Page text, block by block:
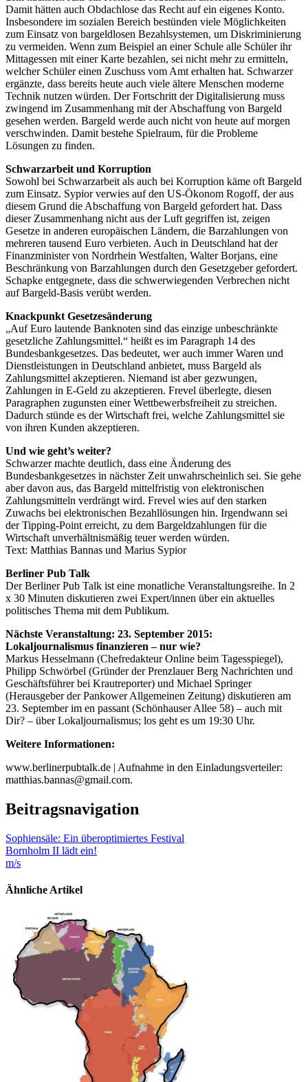
Damit hätten auch Obdachlose das Recht auf ein eigenes Konto.
Insbesondere im sozialen Bereich bestünden viele Möglichkeiten
zum Einsatz von bargeldlosen Bezahlsystemen, um Diskriminierung
zu vermeiden. Wenn zum Beispiel an einer Schule alle Schüler ihr
Mittagessen mit einer Karte bezahlen, sei nicht mehr zu ermitteln,
welcher Schüler einen Zuschuss vom Amt erhalten hat. Schwarzer
ergänzte, dass bereits heute auch viele ältere Menschen moderne
Technik nutzen würden. Der Fortschritt der Digitalisierung muss
zwingend im Zusammenhang mit der Abschaffung von Bargeld
gesehen werden. Bargeld werde auch nicht von heute auf morgen
verschwinden. Damit bestehe Spielraum, für die Probleme
Lösungen zu finden.
Schwarzarbeit und Korruption
Sowohl bei Schwarzarbeit als auch bei Korruption käme oft Bargeld
zum Einsatz. Sypior verwies auf den US-Ökonom Rogoff, der aus
diesem Grund die Abschaffung von Bargeld gefordert hat. Dass
dieser Zusammenhang nicht aus der Luft gegriffen ist, zeigen
Gesetze in anderen europäischen Ländern, die Barzahlungen von
mehreren tausend Euro verbieten. Auch in Deutschland hat der
Finanzminister von Nordrhein Westfalten, Walter Borjans, eine
Beschränkung von Barzahlungen durch den Gesetzgeber gefordert.
Schapke entgegnete, dass die schwerwiegenden Verbrechen nicht
auf Bargeld-Basis verübt werden.
Knackpunkt Gesetzesänderung
„Auf Euro lautende Banknoten sind das einzige unbeschränkte
gesetzliche Zahlungsmittel.“ heißt es im Paragraph 14 des
Bundesbankgesetzes. Das bedeutet, wer auch immer Waren und
Dienstleistungen in Deutschland anbietet, muss Bargeld als
Zahlungsmittel akzeptieren. Niemand ist aber gezwungen,
Zahlungen in E-Geld zu akzeptieren. Frevel überlegte, diesen
Paragraphen zugunsten einer Wettbewerbsfreiheit zu streichen.
Dadurch stünde es der Wirtschaft frei, welche Zahlungsmittel sie
von ihren Kunden akzeptieren.
Und wie geht’s weiter?
Schwarzer machte deutlich, dass eine Änderung des
Bundesbankgesetzes in nächster Zeit unwahrscheinlich sei. Sie gehe
aber davon aus, das Bargeld mittelfristig von elektronischen
Zahlungsmitteln verdrängt wird. Frevel wies auf den starken
Zuwachs bei elektronischen Bezahllösungen hin. Irgendwann sei
der Tipping-Point erreicht, zu dem Bargeldzahlungen für die
Wirtschaft unverhältnismäßig teuer werden würden.
Text: Matthias Bannas und Marius Sypior
Berliner Pub Talk
Der Berliner Pub Talk ist eine monatliche Veranstaltungsreihe. In 2
x 30 Minuten diskutieren zwei Expert/innen über ein aktuelles
politisches Thema mit dem Publikum.
Nächste Veranstaltung: 23. September 2015:
Lokaljournalismus finanzieren – nur wie?
Markus Hesselmann (Chefredakteur Online beim Tagesspiegel),
Philipp Schwörbel (Gründer der Prenzlauer Berg Nachrichten und
Geschäftsführer bei Krautreporter) und Michael Springer
(Herausgeber der Pankower Allgemeinen Zeitung) diskutieren am
23. September im en passant (Schönhauser Allee 58) – auch mit
Dir? – über Lokaljournalismus; los geht es um 19:30 Uhr.
Weitere Informationen:
www.berlinerpubtalk.de | Aufnahme in den Einladungsverteiler:
matthias.bannas@gmail.com.
Beitragsnavigation
Sophiensäle: Ein überoptimiertes Festival
Bornholm II lädt ein!
m/s
Ähnliche Artikel